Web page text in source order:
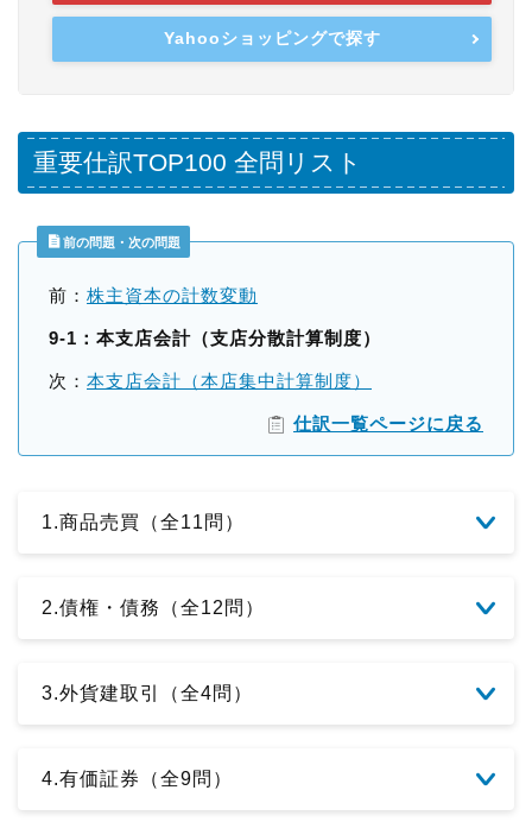
Yahooショッピングで探す
重要仕訳TOP100 全問リスト
前の問題・次の問題
前： 株主資本の計数変動
9-1：本支店会計（支店分散計算制度）
次： 本支店会計（本店集中計算制度）
仕訳一覧ページに戻る
1.商品売買（全11問）
2.債権・債務（全12問）
3.外貨建取引（全4問）
4.有価証券（全9問）